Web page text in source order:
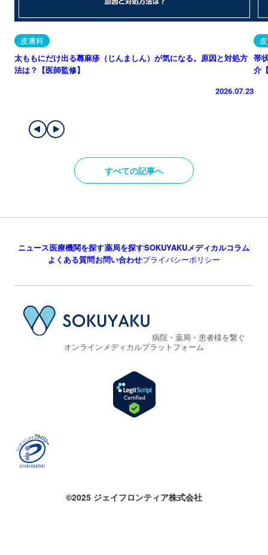
皮膚科
太ももにだけ出る蕁麻疹（じんましん）が気になる。原因と対処方
法は？【医師監修】
2026.07.23
帯
介
すべての記事へ
ニュース医療機関を探す薬局を探すSOKUYAKUメディカルコラム
よくある質問お問い合わせプライバシーポリシー
病院・薬局・患者様を繋ぐ
オンラインメディカルプラットフォーム
©2025 ジェイフロンティア株式会社